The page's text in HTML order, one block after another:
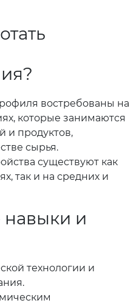
востребованы на
которые занимаются
и продуктов,
сырья.
существуют как
так и на средних и
и
технологии и